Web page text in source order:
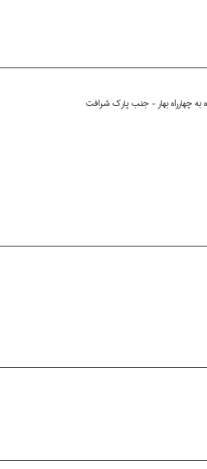
چهارراه بهار - جنب پارك شرافت